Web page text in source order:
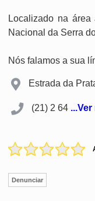
Localizado na
Nacional da Serra
Nós falamos a sua
Estrada da
(21) 2 64
Denunciar